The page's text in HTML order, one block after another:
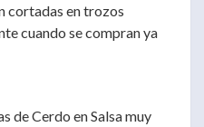
cortadas en trozos
cuando se compran ya
de Cerdo en Salsa muy